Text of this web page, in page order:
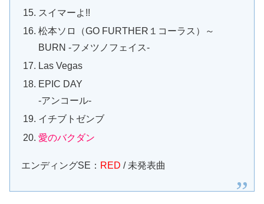
スイマーよ!!
松本ソロ（GO FURTHER１コーラス）～
BURN -フメツノフェイス-
Las Vegas
EPIC DAY
-アンコール-
イチブトゼンブ
愛のバクダン
エンディングSE： RED / 未発表曲